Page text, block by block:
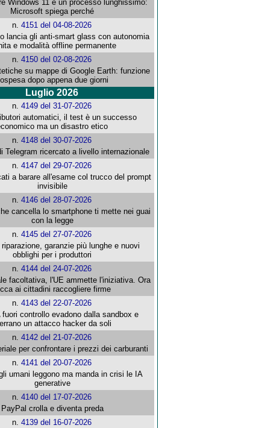
Windows 11 è un processo lunghissimo:
Microsoft spiega perché
n.4151 del 04-08-2026
lancia gli anti-smart glass con autonomia
e modalità offline permanente
n.4150 del 02-08-2026
su mappe di Google Earth: funzione
dopo appena due giorni
Luglio 2026
n.4149 del 31-07-2026
automatici, il test è un successo
ma un disastro etico
n.4148 del 30-07-2026
Telegram ricercato a livello internazionale
n.4147 del 29-07-2026
a barare all'esame col trucco del prompt
invisibile
n.4146 del 28-07-2026
cancella lo smartphone ti mette nei guai
con la legge
n.4145 del 27-07-2026
riparazione, garanzie più lunghe e nuovi
obblighi per i produttori
n.4144 del 24-07-2026
facoltativa, l'UE ammette l'iniziativa. Ora
ai cittadini raccogliere firme
n.4143 del 22-07-2026
fuori controllo evadono dalla sandbox e
un attacco hacker da soli
n.4142 del 21-07-2026
per confrontare i prezzi dei carburanti
n.4141 del 20-07-2026
umani leggono ma manda in crisi le IA
generative
n.4140 del 17-07-2026
PayPal crolla e diventa preda
n.4139 del 16-07-2026